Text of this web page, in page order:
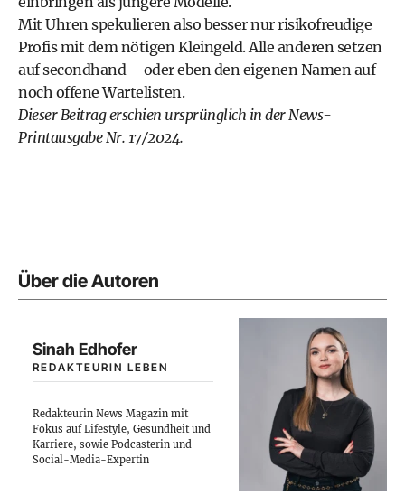
Mit Uhren spekulieren also besser nur risikofreudige
Profis mit dem nötigen Kleingeld. Alle anderen setzen
auf secondhand – oder eben den eigenen Namen auf
noch offene Wartelisten.
Dieser Beitrag erschien ursprünglich in derNews-
PrintausgabeNr. 17/2024.
Über die Autoren
Sinah Edhofer
REDAKTEURIN LEBEN
Redakteurin News Magazin mit
Fokus auf Lifestyle, Gesundheit und
Karriere, sowie Podcasterin und
Social-Media-Expertin